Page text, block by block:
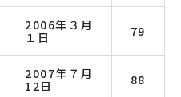
2006年３月
１日
79
2007年７月
12日
88